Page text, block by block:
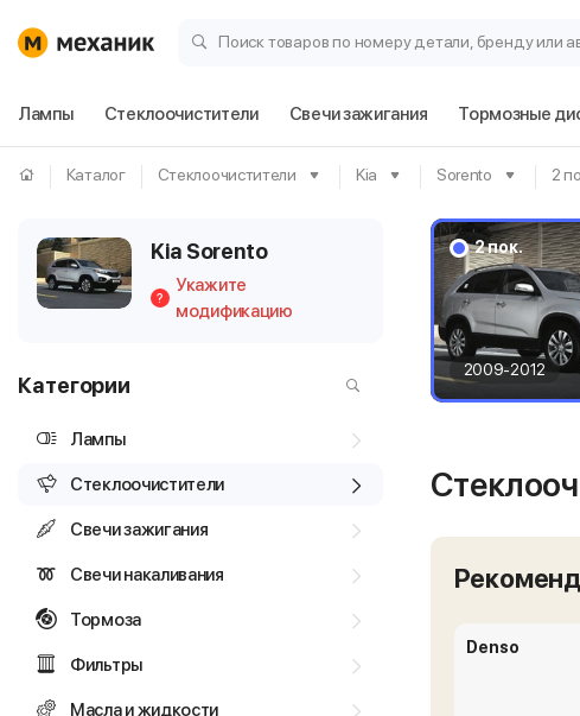
Поиск товаров по номеру детали, бренду или
Лампы Стеклоочистители Свечи зажигания Тормозные
Каталог Стеклоочистители Kia Sorento 2
Kia Sorento
?
Укажите
модификацию
Категории
Лампы
Стеклоочистители
Свечи зажигания
Свечи накаливания
Тормоза
Фильтры
Масла и жидкости
2 пок.
2009-2012
Denso